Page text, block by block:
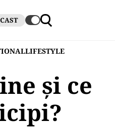
LIFESTYLE
și ce